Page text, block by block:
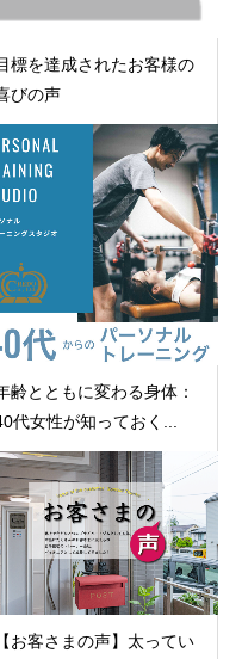
標を達成されたお客様の
びの声
齢とともに変わる身体：
代女性が知っておく...
【お客さまの声】太ってい